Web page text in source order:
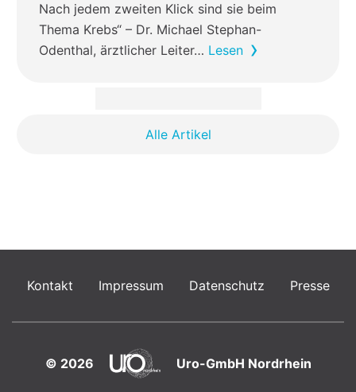
Nach jedem zweiten Klick sind sie beim
Thema Krebs“ – Dr. Michael Stephan-
Odenthal, ärztlicher Leiter… Lesen
Alle Artikel
© 2026 Uro-GmbH Nordrhein
Kontakt Impressum Datenschutz Presse